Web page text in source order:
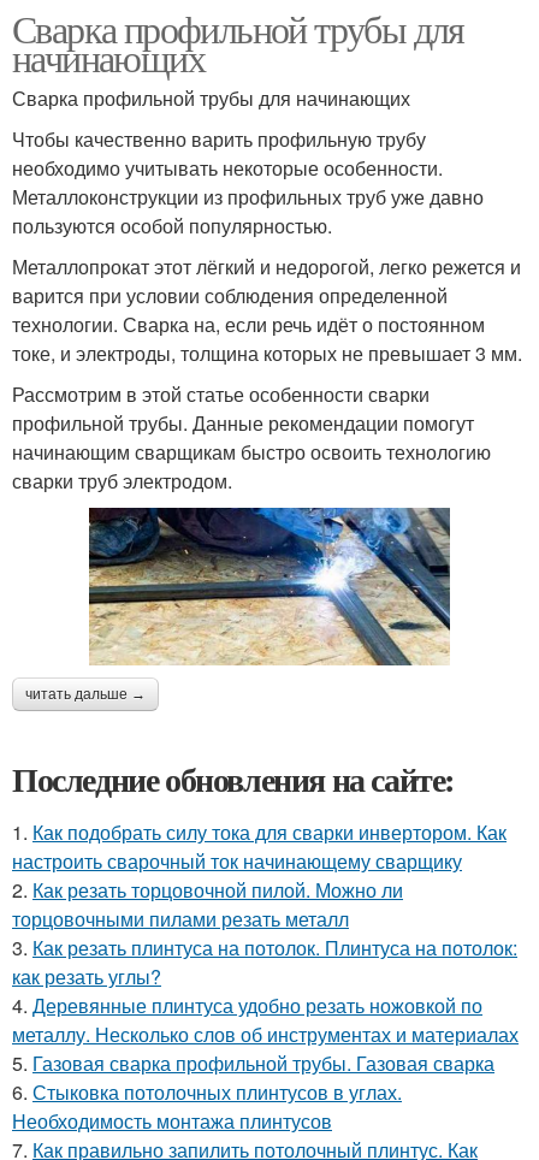
Сварка профильной трубы для
начинающих
Сварка профильной трубы для начинающих
Чтобы качественно варить профильную трубу
необходимо учитывать некоторые особенности.
Металлоконструкции из профильных труб уже давно
пользуются особой популярностью.
Металлопрокат этот лёгкий и недорогой, легко режется и
варится при условии соблюдения определенной
технологии. Сварка на, если речь идёт о постоянном
токе, и электроды, толщина которых не превышает 3 мм.
Рассмотрим в этой статье особенности сварки
профильной трубы. Данные рекомендации помогут
начинающим сварщикам быстро освоить технологию
сварки труб электродом.
читать дальше →
Последние обновления на сайте:
1. Как подобрать силу тока для сварки инвертором. Как
настроить сварочный ток начинающему сварщику
2. Как резать торцовочной пилой. Можно ли
торцовочными пилами резать металл
3. Как резать плинтуса на потолок. Плинтуса на потолок:
как резать углы?
4. Деревянные плинтуса удобно резать ножовкой по
металлу. Несколько слов об инструментах и материалах
5. Газовая сварка профильной трубы. Газовая сварка
6. Стыковка потолочных плинтусов в углах.
Необходимость монтажа плинтусов
7. Как правильно запилить потолочный плинтус. Как